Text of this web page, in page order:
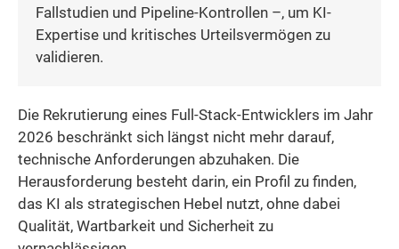
Fallstudien und Pipeline-Kontrollen –, um KI-
Expertise und kritisches Urteilsvermögen zu
validieren.
Die Rekrutierung eines Full-Stack-Entwicklers im Jahr
2026 beschränkt sich längst nicht mehr darauf,
technische Anforderungen abzuhaken. Die
Herausforderung besteht darin, ein Profil zu finden,
das KI als strategischen Hebel nutzt, ohne dabei
Qualität, Wartbarkeit und Sicherheit zu